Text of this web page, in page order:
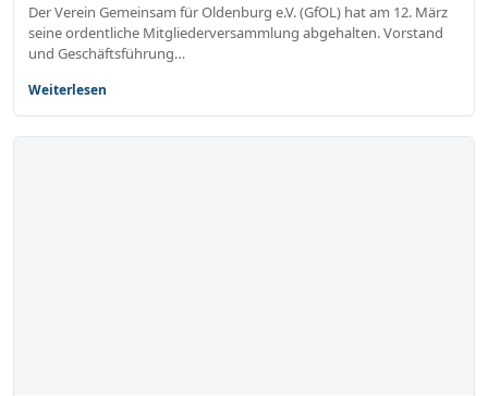
Der Verein Gemeinsam für Oldenburg e.V. (GfOL) hat am 12. März
seine ordentliche Mitgliederversammlung abgehalten. Vorstand
und Geschäftsführung…
Weiterlesen